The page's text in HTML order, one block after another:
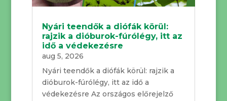
Nyári teendők a diófák körül:
rajzik a dióburok-fúrólégy, itt az
idő a védekezésre
aug 5, 2026
Nyári teendők a diófák körül: rajzik a
dióburok-fúrólégy, itt az idő a
védekezésre Az országos előrejelző